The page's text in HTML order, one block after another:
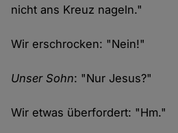
nicht ans Kreuz nageln."
Wir erschrocken: "Nein!"
Unser Sohn: "Nur Jesus?"
Wir etwas überfordert: "Hm."